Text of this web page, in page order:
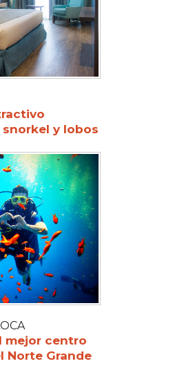
y lobos
mejor centro
Norte Grande